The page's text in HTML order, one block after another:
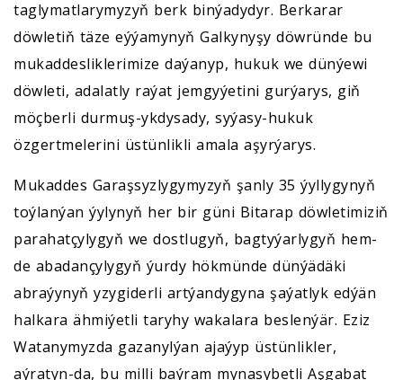
taglymatlarymyzyň berk binýadydyr. Berkarar
döwletiň täze eýýamynyň Galkynyşy döwründe bu
mukaddesliklerimize daýanyp, hukuk we dünýewi
döwleti, adalatly raýat jemgyýetini gurýarys, giň
möçberli durmuş-ykdysady, syýasy-hukuk
özgertmelerini üstünlikli amala aşyrýarys.
Mukaddes Garaşsyzlygymyzyň şanly 35 ýyllygynyň
toýlanýan ýylynyň her bir güni Bitarap döwletimiziň
parahatçylygyň we dostlugyň, bagtyýarlygyň hem-
de abadançylygyň ýurdy hökmünde dünýädäki
abraýynyň yzygiderli artýandygyna şaýatlyk edýän
halkara ähmiýetli taryhy wakalara beslenýär. Eziz
Watanymyzda gazanylýan ajaýyp üstünlikler,
aýratyn-da, bu milli baýram mynasybetli Aşgabat